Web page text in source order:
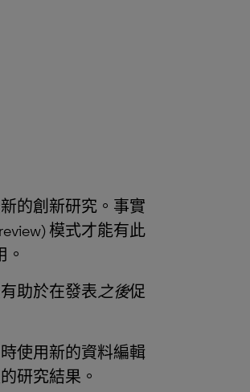
的創新研究。事實
模式才能有此
助於在發表之後促
使用新的資料編輯
研究結果。